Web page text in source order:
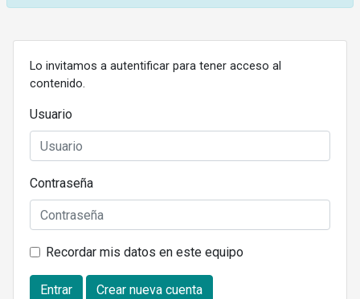
Lo invitamos a autentificar para tener acceso al
contenido.
Usuario
Contraseña
Recordar mis datos en este equipo
Entrar Crear nueva cuenta